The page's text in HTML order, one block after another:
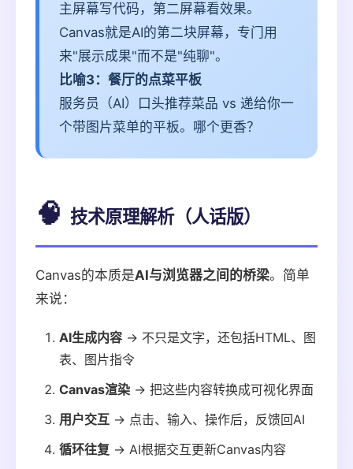
主屏幕写代码，第二屏幕看效果。
Canvas就是AI的第二块屏幕，专门用
来"展示成果"而不是"纯聊"。
比喻3：餐厅的点菜平板
服务员（AI）口头推荐菜品 vs 递给你一
个带图片菜单的平板。哪个更香？
🧠 技术原理解析（人话版）
Canvas的本质是AI与浏览器之间的桥梁。简单
来说：
AI生成内容 → 不只是文字，还包括HTML、图
表、图片指令
Canvas渲染 → 把这些内容转换成可视化界面
用户交互 → 点击、输入、操作后，反馈回AI
循环往复 → AI根据交互更新Canvas内容